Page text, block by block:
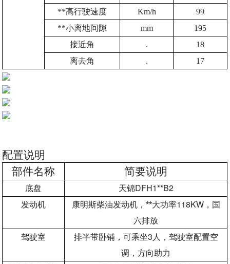
**高行驶速度
Km/h
99
**小离地间隙
mm
195
接近角
.
18
离去角
. 17
配置说明
部件名称
简要说明
底盘 天锦DFH1**B2
发动机 康明斯柴油发动机，**大功率118KW，国
六排放
驾驶室
排半带卧铺，可乘坐3 人，驾驶室配置空
调，方向助力